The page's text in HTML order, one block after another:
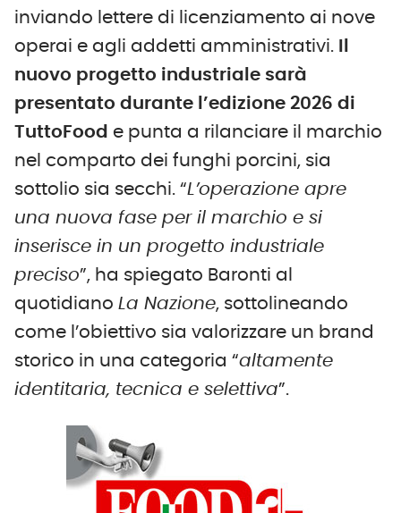
inviando lettere di licenziamento ai nove
operai e agli addetti amministrativi.
nuovo progetto industriale sarà
presentato durante l’edizione 2026 di
TuttoFood e punta a rilanciare il marchio
nel comparto dei funghi porcini, sia
sottolio sia secchi. “L’operazione apre
una nuova fase per il marchio e si
inserisce in un progetto industriale
preciso”, ha spiegato Baronti al
quotidiano La Nazione, sottolineando
come l’obiettivo sia valorizzare un brand
storico in una categoria “altamente
identitaria, tecnica e selettiva”.